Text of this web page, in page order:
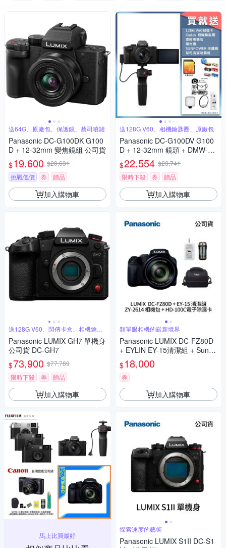
送64G、原廠包、保護鏡、蔡司噴罐
Panasonic DC-G100DK G100
D + 12-32mm 變焦鏡組 公司貨
$19,600 $20,631
挑戰低價
券 贈品
加入購物車
送128G V60、閃傳卡盒、相機鑰匙
圈
Panasonic LUMIX GH7 單機身
公司貨 DC-GH7
$73,900 $77,789
限時下殺
券 贈品
加入購物車
馬上比買最好
送128G V60、相機鑰匙圈、原廠包
Panasonic DC-G100DV G100
D + 12-32mm 鏡頭 + DMW-SH
GR2 三腳架握把組 公司貨
$22,554 $23,741
限時下殺
券 贈品
加入購物車
類單眼相機的嶄新境界
Panasonic LUMIX DC-FZ80D
+ EYLIN EY-15清潔組 + SunLi
ght ZY-2614相機包 + EirMai 銳
瑪 HD-100C電子除濕卡 FZ80
D (公司貨)
$18,000
券
加入購物車
探索速度的藝術
Panasonic LUMIX S1II DC-S1